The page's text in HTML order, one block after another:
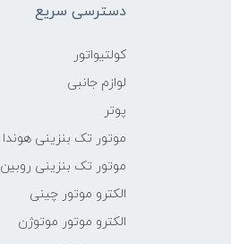
دسترسی سریع
کولتیواتور
لوازم جانبی
پوتر
موتور تک بنزینی هوندا
موتور تک بنزینی روبین
الکترو موتور چینی
الکترو موتور موتوژن